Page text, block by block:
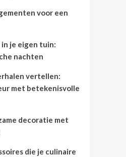
voor een
je eigen tuin:
nachten
vertellen:
met betekenisvolle
decoratie met
die je culinaire